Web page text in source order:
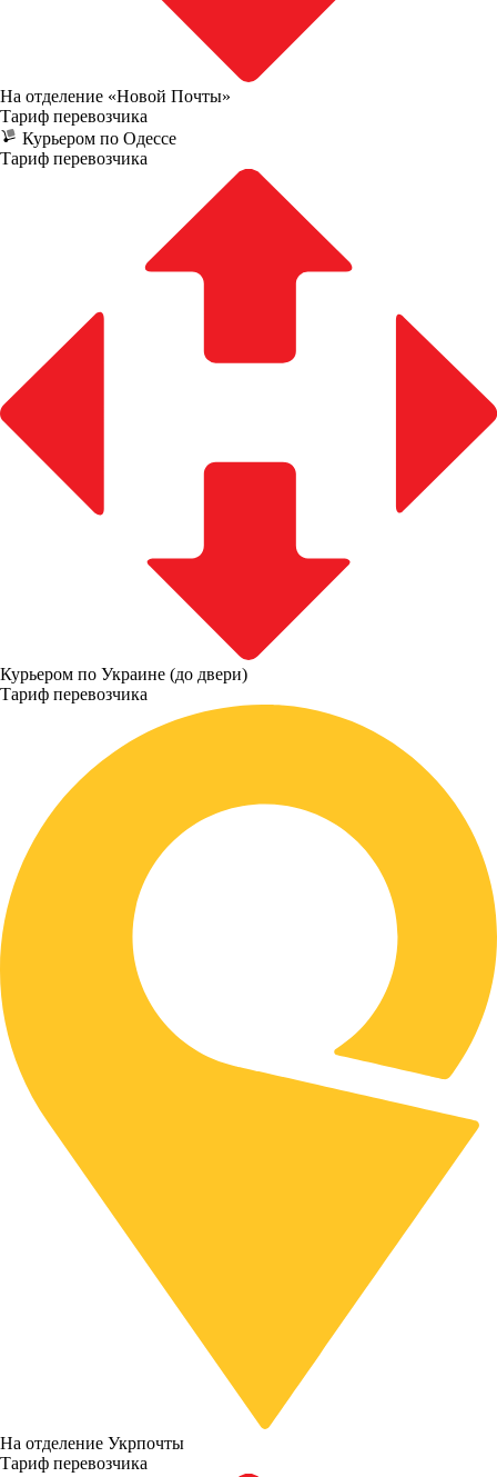
На отделение «Новой Почты»
Тариф перевозчика
Курьером по Одессе
Тариф перевозчика
Курьером по Украине (до двери)
Тариф перевозчика
На отделение Укрпочты
Тариф перевозчика